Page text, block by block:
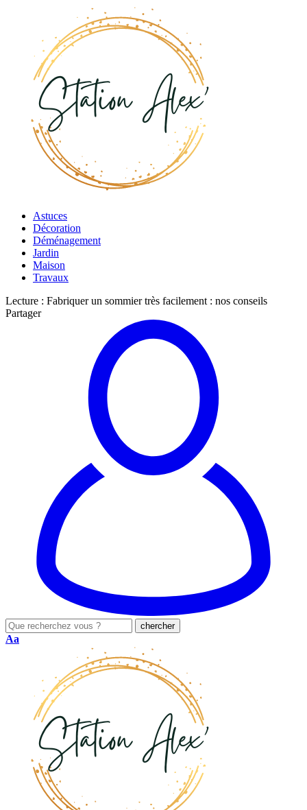
Astuces
Décoration
Déménagement
Jardin
Maison
Travaux
Lecture : Fabriquer un sommier très facilement : nos conseils
Partager
Aa